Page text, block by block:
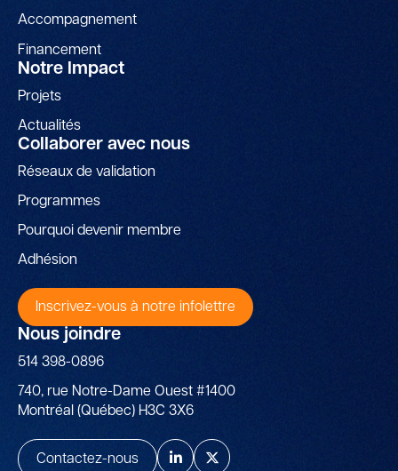
Accompagnement
Financement
Notre Impact
Projets
Actualités
Collaborer avec nous
Réseaux de validation
Programmes
Pourquoi devenir membre
Adhésion
Inscrivez-vous à notre infolettre
Nous joindre
514 398-0896
740, rue Notre-Dame Ouest #1400
Montréal (Québec) H3C 3X6
Contactez-nous